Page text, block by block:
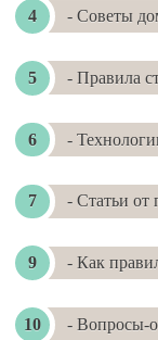
- Советы
- Правила
-
- Статьи от
- Как
- Вопросы-